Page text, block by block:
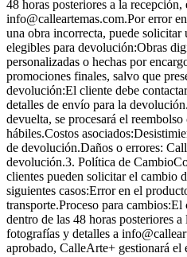
48 horas posteriores a la
info@calleartemas.com.Por error
una obra incorrecta, puede
elegibles para devolución:Obras
personalizadas o hechas por
promociones finales, salvo que
devolución:El cliente debe
detalles de envío para la
devuelta, se procesará el
hábiles.Costos
de devolución.Daños o errores:
devolución.3. Política de
clientes pueden solicitar el cambio
siguientes casos:Error en el
transporte.Proceso para
dentro de las 48 horas posteriores
fotografías y detalles a
aprobado, CalleArte+ gestionará el